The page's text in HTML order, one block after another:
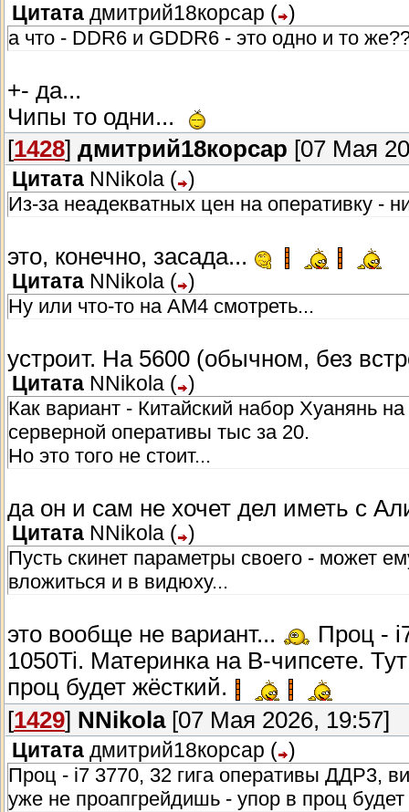
Цитата дмитрий18корсар ( )
а что - DDR6 и GDDR6 - это одно и то
+- да...
Чипы то одни...
[1428] дмитрий18корсар [07 Мая
Цитата NNikola ( )
Из-за неадекватных цен на оперативку -
это, конечно, засада...
Цитата NNikola ( )
Ну или что-то на АМ4 смотреть...
устроит. На 5600 (обычном, без
Цитата NNikola ( )
Как вариант - Китайский набор Хуанянь
серверной оперативы тыс за 20.
Но это того не стоит...
да он и сам не хочет дел иметь с
Цитата NNikola ( )
Пусть скинет параметры своего - может
вложиться и в видюху...
это вообще не вариант...
Проц -
1050Ti. Материнка на B-чипсете.
проц будет жёсткий.
[1429] NNikola[07 Мая 2026, 19:57]
Цитата дмитрий18корсар ( )
Проц - i7 3770, 32 гига оперативы ДДР3,
уже не проапгрейдишь - упор в проц будет